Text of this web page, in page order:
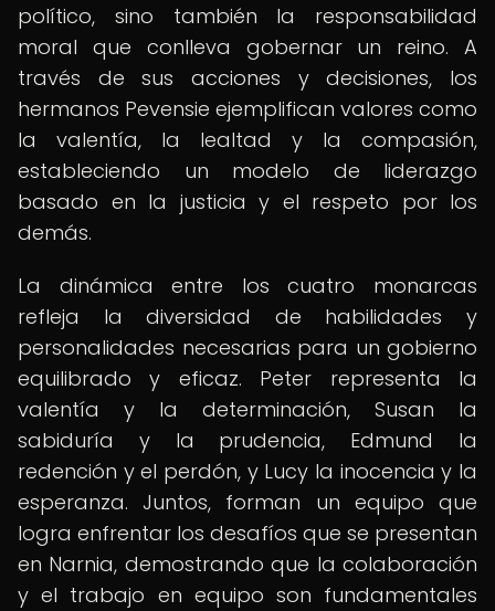
político, sino también la responsabilidad
moral que conlleva gobernar un reino. A
través de sus acciones y decisiones, los
hermanos Pevensie ejemplifican valores como
la valentía, la lealtad y la compasión,
estableciendo un modelo de liderazgo
basado en la justicia y el respeto por los
demás.
La dinámica entre los cuatro monarcas
refleja la diversidad de habilidades y
personalidades necesarias para un gobierno
equilibrado y eficaz. Peter representa la
valentía y la determinación, Susan la
sabiduría y la prudencia, Edmund la
redención y el perdón, y Lucy la inocencia y la
esperanza. Juntos, forman un equipo que
logra enfrentar los desafíos que se presentan
en Narnia, demostrando que la colaboración
y el trabajo en equipo son fundamentales